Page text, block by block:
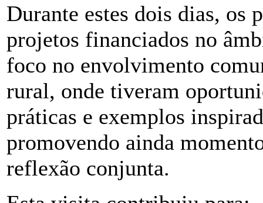
Durante estes dois dias, os
projetos financiados no
foco no envolvimento
rural, onde tiveram
práticas e exemplos
promovendo ainda
reflexão conjunta.